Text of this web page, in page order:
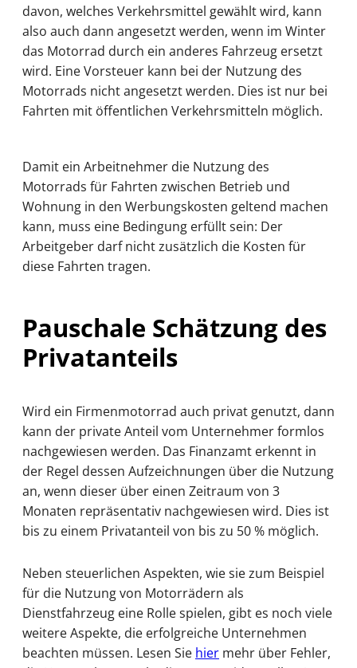
davon, welches Verkehrsmittel gewählt wird, kann
also auch dann angesetzt werden, wenn im Winter
das Motorrad durch ein anderes Fahrzeug ersetzt
wird. Eine Vorsteuer kann bei der Nutzung des
Motorrads nicht angesetzt werden. Dies ist nur bei
Fahrten mit öffentlichen Verkehrsmitteln möglich.
Damit ein Arbeitnehmer die Nutzung des
Motorrads für Fahrten zwischen Betrieb und
Wohnung in den Werbungskosten geltend machen
kann, muss eine Bedingung erfüllt sein: Der
Arbeitgeber darf nicht zusätzlich die Kosten für
diese Fahrten tragen.
Pauschale Schätzung des
Privatanteils
Wird ein Firmenmotorrad auch privat genutzt, dann
kann der private Anteil vom Unternehmer formlos
nachgewiesen werden. Das Finanzamt erkennt in
der Regel dessen Aufzeichnungen über die Nutzung
an, wenn dieser über einen Zeitraum von 3
Monaten repräsentativ nachgewiesen wird. Dies ist
bis zu einem Privatanteil von bis zu 50 % möglich.
Neben steuerlichen Aspekten, wie sie zum Beispiel
für die Nutzung von Motorrädern als
Dienstfahrzeug eine Rolle spielen, gibt es noch viele
weitere Aspekte, die erfolgreiche Unternehmen
beachten müssen. Lesen Sie hier mehr über Fehler,